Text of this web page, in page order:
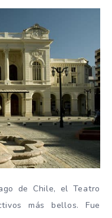
de Chile, el Teatro
más bellos. Fue